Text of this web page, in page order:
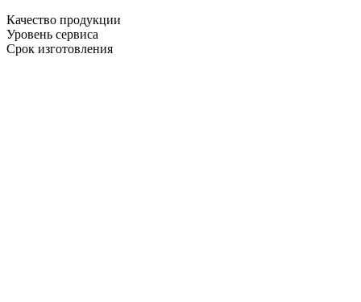
Качество продукции
Уровень сервиса
Срок изготовления